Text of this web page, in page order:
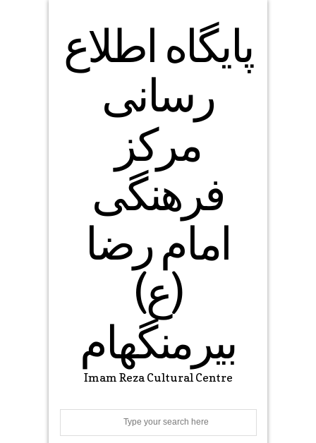
پایگاه اطلاع
رسانی
مرکز
فرهنگی
امام رضا
(ع)
بیرمنگهام
Imam Reza Cultural Centre
Search